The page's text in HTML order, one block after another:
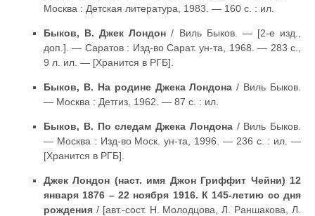
Москва : Детская литература, 1983. — 160 с. : ил.
Быков, В. Джек Лондон / Виль Быков. — [2-е изд.,
доп.]. — Саратов : Изд-во Сарат. ун-та, 1968. — 283 с.,
9 л. ил. — [Хранится в РГБ].
Быков, В. На родине Джека Лондона / Виль Быков.
— Москва : Детгиз, 1962. — 87 с. : ил.
Быков, В. По следам Джека Лондона/ Виль Быков.
— Москва : Изд-во Моск. ун-та, 1996. — 236 с. : ил. —
[Хранится в РГБ].
Джек Лондон (наст. имя Джон Гриффит Чейни) 12
января 1876 – 22 ноября 1916. К 145-летию со дня
рождения / [авт.-сост. Н. Молодцова, Л. Раншакова, Л.